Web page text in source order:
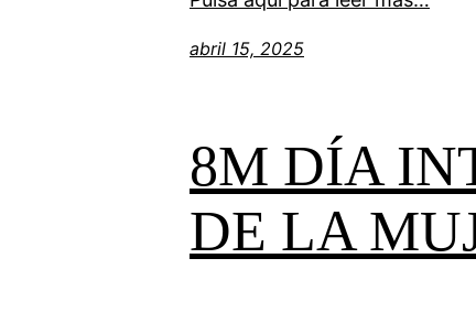
abril 15, 2025
8M DÍA
DE LA